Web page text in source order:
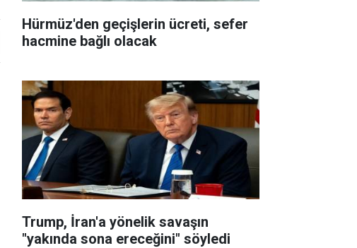
Hürmüz'den geçişlerin ücreti, sefer
hacmine bağlı olacak
Trump, İran'a yönelik savaşın
"yakında sona ereceğini" söyledi